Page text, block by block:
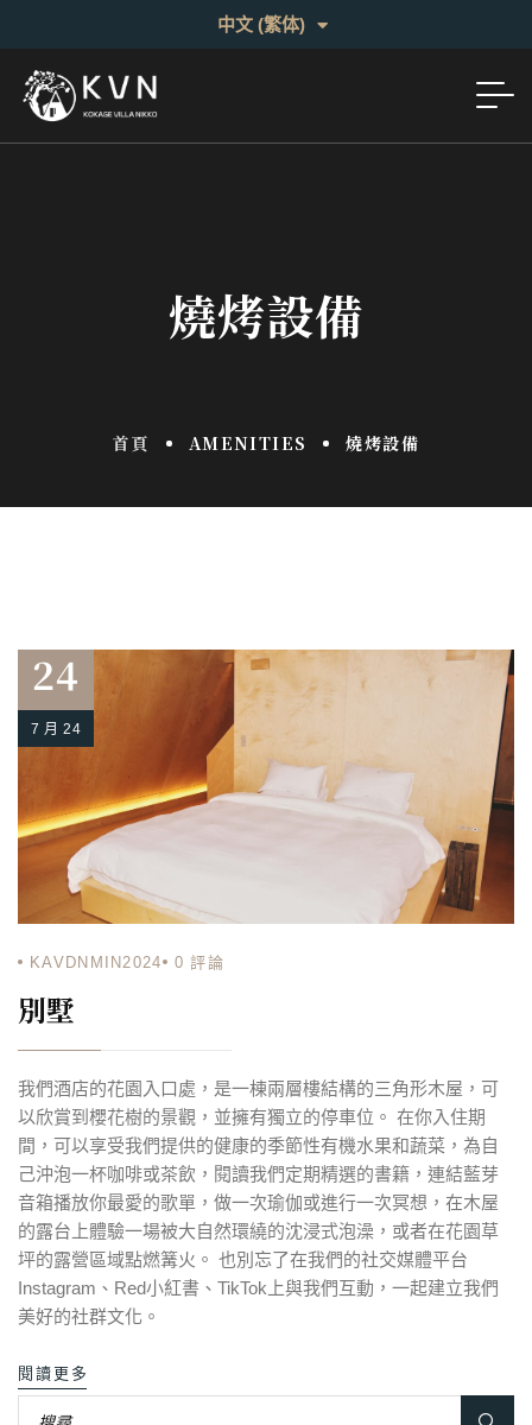
中文 (繁体)
日本語
燒烤設備
首頁 AMENITIES 燒烤設備
24
7 月 24
KAVDNMIN2024 0 評論
別墅
我們酒店的花園入口處，是一棟兩層樓結構的三角形木屋，可
以欣賞到櫻花樹的景觀，並擁有獨立的停車位。 在你入住期
間，可以享受我們提供的健康的季節性有機水果和蔬菜，為自
己沖泡一杯咖啡或茶飲，閱讀我們定期精選的書籍，連結藍芽
音箱播放你最愛的歌單，做一次瑜伽或進行一次冥想，在木屋
的露台上體驗一場被大自然環繞的沈浸式泡澡，或者在花園草
坪的露營區域點燃篝火。 也別忘了在我們的社交媒體平台
Instagram、Red小紅書、TikTok上與我們互動，一起建立我們
美好的社群文化。
閱讀更多